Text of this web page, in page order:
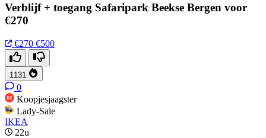
Verblijf + toegang Safaripark Beekse Bergen voor
€270
€270 €500
1131
0
Koopjesjaagster
Lady-Sale
IKEA
22u